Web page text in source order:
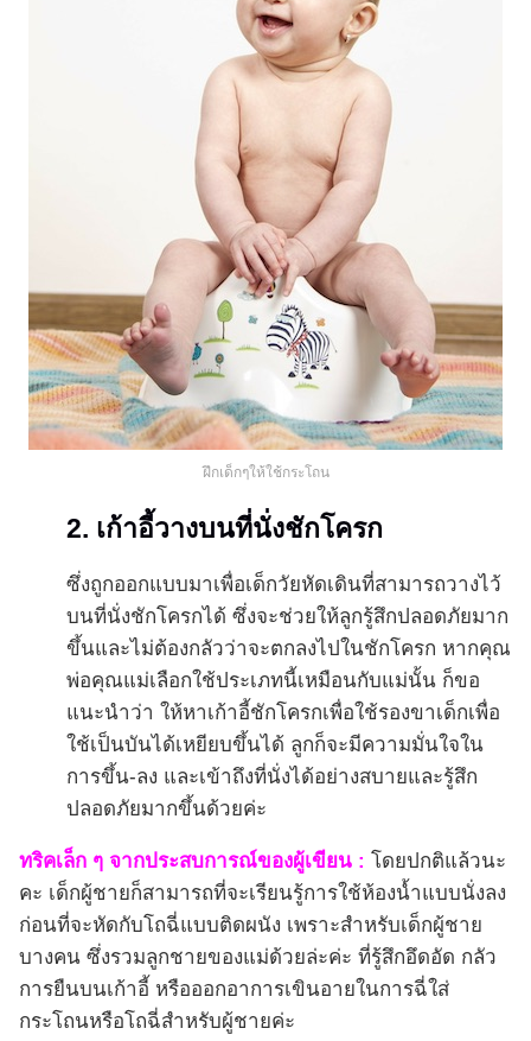
ฝึกเด็กๆให้ใช้กระโถน
2. เก้าอี้วางบนที่นั่งชักโครก
ซึ่งถูกออกแบบมาเพื่อเด็กวัยหัดเดินที่สามารถวางไว้
บนที่นั่งชักโครกได้ ซึ่งจะช่วยให้ลูกรู้สึกปลอดภัยมาก
ขึ้นและไม่ต้องกลัวว่าจะตกลงไปในชักโครก หากคุณ
พ่อคุณแม่เลือกใช้ประเภทนี้เหมือนกับแม่นั้น ก็ขอ
แนะนำว่า ให้หาเก้าอี้ชักโครกเพื่อใช้รองขาเด็กเพื่อ
ใช้เป็นบันได้เหยียบขึ้นได้ ลูกก็จะมีความมั่นใจใน
การขึ้น-ลง และเข้าถึงที่นั่งได้อย่างสบายและรู้สึก
ปลอดภัยมากขึ้นด้วยค่ะ
ทริคเล็ก ๆ จากประสบการณ์ของผู้เขียน : โดยปกติแล้วนะ
คะ เด็กผู้ชายก็สามารถที่จะเรียนรู้การใช้ห้องน้ำแบบนั่งลง
ก่อนที่จะหัดกับโถฉี่แบบติดผนัง เพราะสำหรับเด็กผู้ชาย
บางคน ซึ่งรวมลูกชายของแม่ด้วยล่ะค่ะ ที่รู้สึกอึดอัด กลัว
การยืนบนเก้าอี้ หรือออกอาการเขินอายในการฉี่ใส่
กระโถนหรือโถฉี่สำหรับผู้ชายค่ะ